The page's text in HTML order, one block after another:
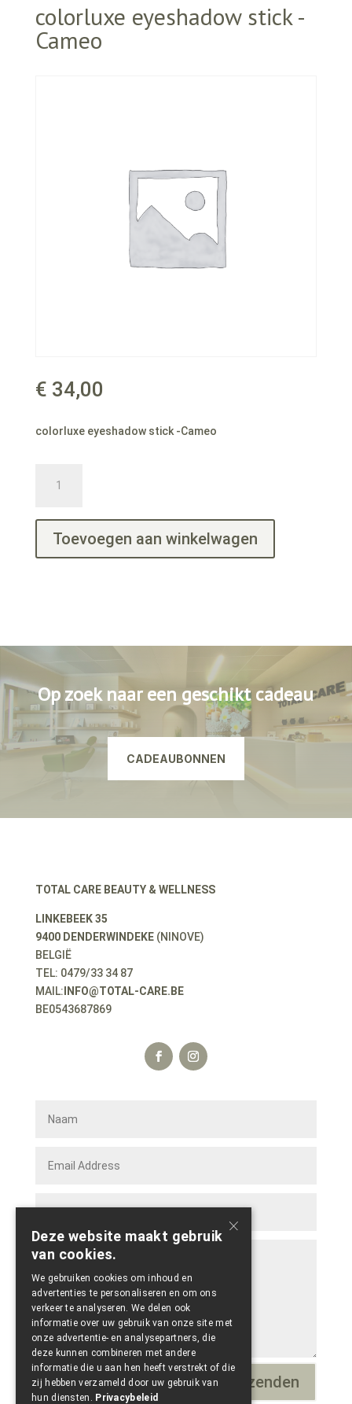
colorluxe eyeshadow stick -
Cameo
€ 34,00
colorluxe eyeshadow stick -Cameo
eyeshadow
Cameo
aantal
Toevoegen aan winkelwagen
Op zoek naar een geschikt cadeau
CADEAUBONNEN
TOTAL CARE BEAUTY & WELLNESS
LINKEBEEK 35
9400 DENDERWINDEKE(NINOVE)
BELGIË
TEL: 0479/33 34 87
MAIL: INFO@TOTAL-CARE.BE
BE0543687869
13 + 12= Verzenden
×
Deze website maakt gebruik
van cookies.
We gebruiken cookies om inhoud en
advertenties te personaliseren en om ons
verkeer te analyseren. We delen ook
informatie over uw gebruik van onze site met
onze advertentie- en analysepartners, die
deze kunnen combineren met andere
informatie die u aan hen heeft verstrekt of die
zij hebben verzameld door uw gebruik van
hun diensten. Privacybeleid